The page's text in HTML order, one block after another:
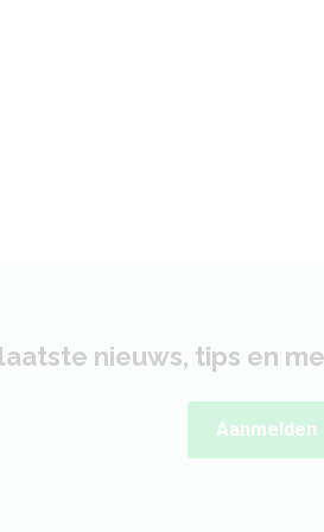
nieuws, tips en
Aanmelden